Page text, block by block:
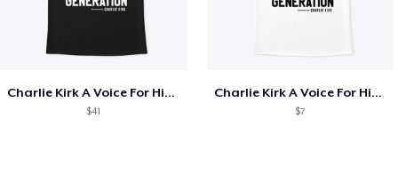
Charlie Kirk A Voice For His Generation
$41
Charlie Kirk A Voice For His Generation
$7